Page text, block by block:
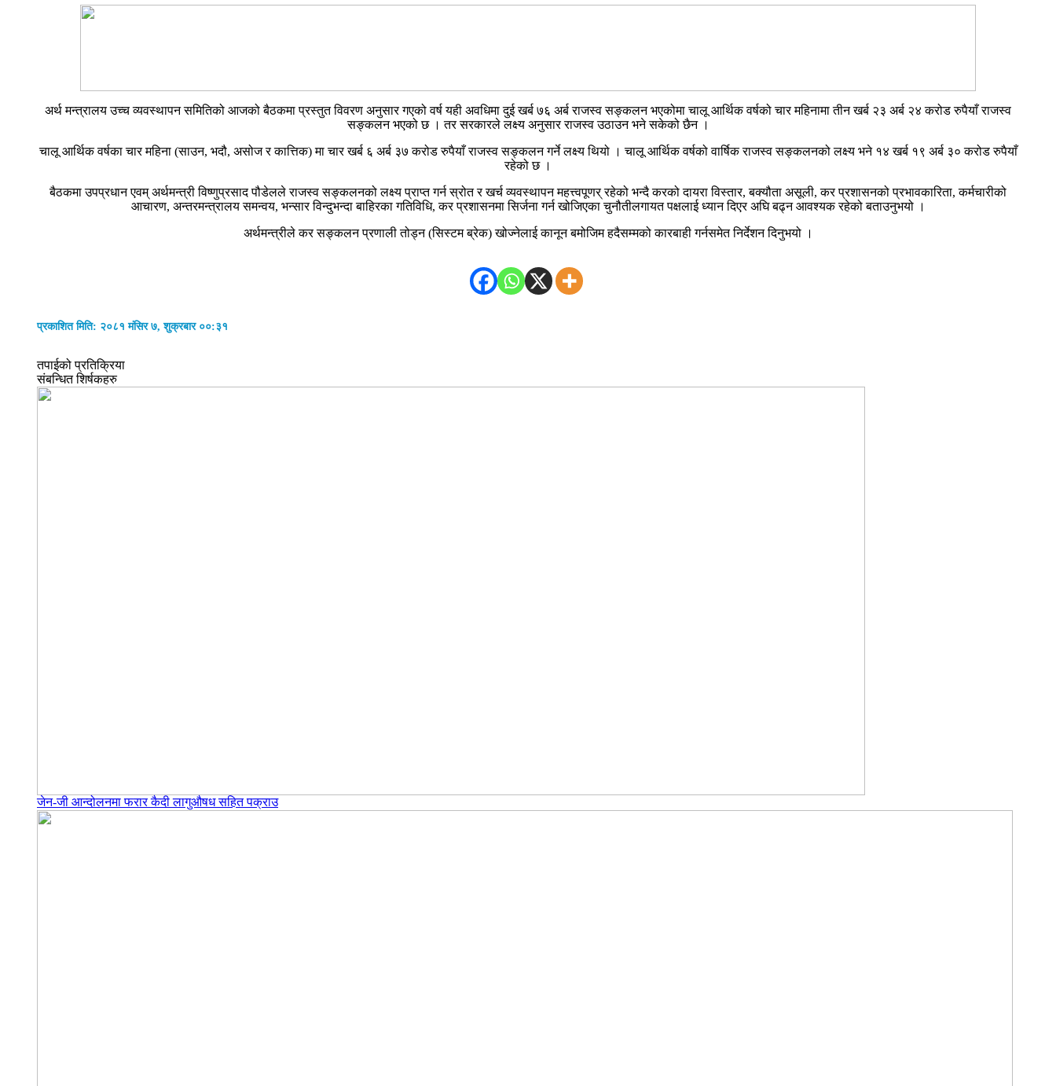
अर्थ मन्त्रालय उच्च व्यवस्थापन समितिको आजको बैठकमा प्रस्तुत विवरण अनुसार गएको वर्ष यही अवधिमा दुई खर्ब ७६ अर्ब राजस्व सङ्कलन भएकोमा चालू आर्थिक वर्षको चार महिनामा तीन खर्ब २३ अर्ब २४ करोड रुपैयाँ राजस्व
सङ्कलन भएको छ । तर सरकारले लक्ष्य अनुसार राजस्व उठाउन भने सकेको छैन ।
चालू आर्थिक वर्षका चार महिना (साउन, भदौ, असोज र कात्तिक) मा चार खर्ब ६ अर्ब ३७ करोड रुपैयाँ राजस्व सङ्कलन गर्ने लक्ष्य थियो । चालू आर्थिक वर्षको वार्षिक राजस्व सङ्कलनको लक्ष्य भने १४ खर्ब १९ अर्ब ३० करोड रुपैयाँ
रहेको छ ।
बैठकमा उपप्रधान एवम् अर्थमन्त्री विष्णुप्रसाद पौडेलले राजस्व सङ्कलनको लक्ष्य प्राप्त गर्न स्रोत र खर्च व्यवस्थापन महत्त्वपूणर् रहेको भन्दै करको दायरा विस्तार, बक्यौता असूली, कर प्रशासनको प्रभावकारिता, कर्मचारीको
आचारण, अन्तरमन्त्रालय समन्वय, भन्सार विन्दुभन्दा बाहिरका गतिविधि, कर प्रशासनमा सिर्जना गर्न खोजिएका चुनौतीलगायत पक्षलाई ध्यान दिएर अघि बढ्न आवश्यक रहेको बताउनुभयो ।
अर्थमन्त्रीले कर सङ्कलन प्रणाली तोड्न (सिस्टम ब्रेक) खोज्नेलाई कानून बमोजिम हदैसम्मको कारबाही गर्नसमेत निर्देशन दिनुभयो ।
प्रकाशित मिति: २०८१ मंसिर ७, शुक्रबार ००:३१
तपाईको प्रतिक्रिया
संबन्धित शिर्षकहरु
जेन-जी आन्दोलनमा फरार कैदी लागुऔषध सहित पक्राउ